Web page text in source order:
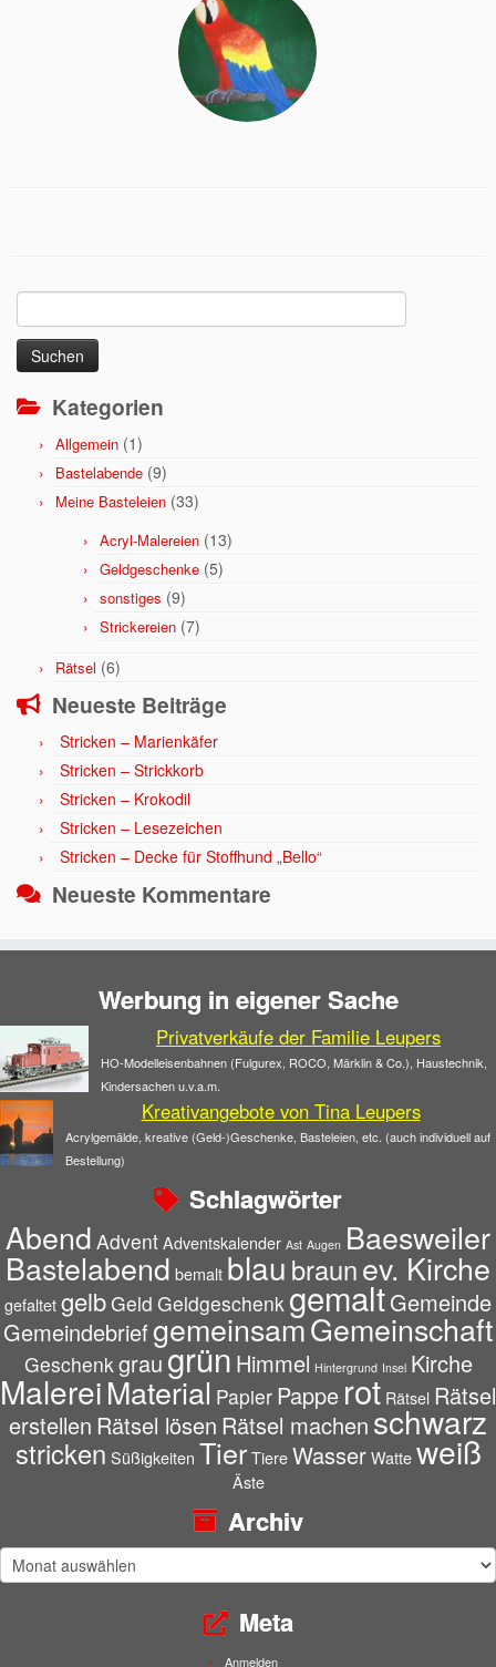
nach:
Kategorien
Allgemein (1)
Bastelabende (9)
Meine Basteleien (33)
Acryl-Malereien (13)
Geldgeschenke (5)
sonstiges (9)
Strickereien (7)
Rätsel (6)
Neueste Beiträge
Stricken – Marienkäfer
Stricken – Strickkorb
Stricken – Krokodil
Stricken – Lesezeichen
Stricken – Decke für Stoffhund „Bello“
Neueste Kommentare
Werbung in eigener Sache
Privatverkäufe der Familie Leupers
HO-Modelleisenbahnen (Fulgurex, ROCO, Märklin & Co.), Haustechnik,
Kindersachen u.v.a.m.
Kreativangebote von Tina Leupers
Acrylgemälde, kreative (Geld-)Geschenke, Basteleien, etc. (auch individuell auf
Bestellung)
Schlagwörter
Abend AdventAdventskalender Ast Augen Baesweiler
Bastelabend bemalt blau braunev. Kirche
gefaltetgelbGeld Geldgeschenk gemaltGemeinde
GemeindebriefgemeinsamGemeinschaft
Geschenkgraugrün Himmel Hintergrund Insel Kirche
MalereiMaterial Papier Pappe rot Rätsel Rätsel
erstellen Rätsel lösen Rätsel machen schwarz
stricken Süßigkeiten Tier Tiere Wasser Watte weiß
Äste
Archiv
Archiv
Meta
Anmelden